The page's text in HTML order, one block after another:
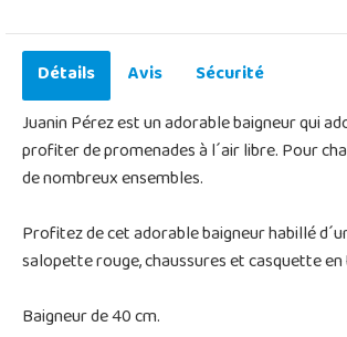
Détails Avis
Sécurité
Juanin Pérez est un adorable baigneur qui
profiter de promenades à l´air libre. Pour
de nombreux ensembles.
Profitez de cet adorable baigneur habillé
salopette rouge, chaussures et casquette
Baigneur de 40 cm.